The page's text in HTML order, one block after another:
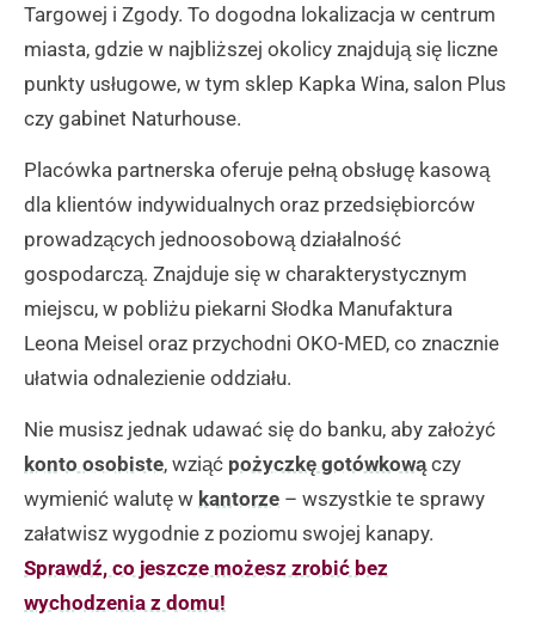
Targowej i Zgody. To dogodna lokalizacja w centrum
miasta, gdzie w najbliższej okolicy znajdują się liczne
punkty usługowe, w tym sklep Kapka Wina, salon Plus
czy gabinet Naturhouse.
Placówka partnerska oferuje pełną obsługę kasową
dla klientów indywidualnych oraz przedsiębiorców
prowadzących jednoosobową działalność
gospodarczą. Znajduje się w charakterystycznym
miejscu, w pobliżu piekarni Słodka Manufaktura
Leona Meisel oraz przychodni OKO-MED, co znacznie
ułatwia odnalezienie oddziału.
Nie musisz jednak udawać się do banku, aby założyć
konto osobiste, wziąć pożyczkę gotówkowączy
wymienić walutę w kantorze – wszystkie te sprawy
załatwisz wygodnie z poziomu swojej kanapy.
Sprawdź, co jeszcze możesz zrobić bez
wychodzenia z domu!